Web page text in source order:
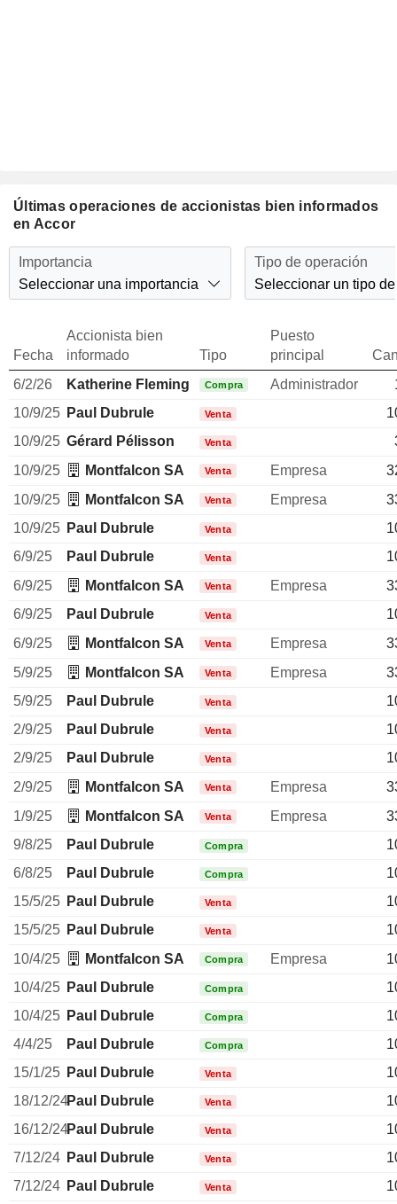
Últimas operaciones de accionistas bien informados
en Accor
Importancia
Seleccionar una importancia
Tipo de operación
Seleccionar un tipo
Fecha
Accionista bien
informado
Tipo
Puesto
principal
6/2/26
Katherine Fleming Compra Administrador
10/9/25 Paul Dubrule Venta
10/9/25 Gérard Pélisson Venta
10/9/25
Montfalcon SA Venta Empresa
10/9/25
Montfalcon SA Venta Empresa
10/9/25 Paul Dubrule Venta
6/9/25
Paul Dubrule Venta
6/9/25
Montfalcon SA Venta Empresa
6/9/25
Paul Dubrule Venta
6/9/25
Montfalcon SA Venta Empresa
5/9/25
Montfalcon SA Venta Empresa
5/9/25
Paul Dubrule Venta
2/9/25
Paul Dubrule Venta
2/9/25
Paul Dubrule Venta
2/9/25
Montfalcon SA Venta Empresa
1/9/25
Montfalcon SA Venta Empresa
9/8/25
Paul Dubrule Compra
6/8/25
Paul Dubrule Compra
15/5/25 Paul Dubrule Venta
15/5/25 Paul Dubrule Venta
10/4/25
Montfalcon SA Compra Empresa
10/4/25 Paul Dubrule Compra
10/4/25 Paul Dubrule Compra
4/4/25
Paul Dubrule Compra
15/1/25 Paul Dubrule Venta
18/12/24Paul Dubrule Venta
16/12/24Paul Dubrule Venta
7/12/24 Paul Dubrule Venta
7/12/24 Paul Dubrule Venta